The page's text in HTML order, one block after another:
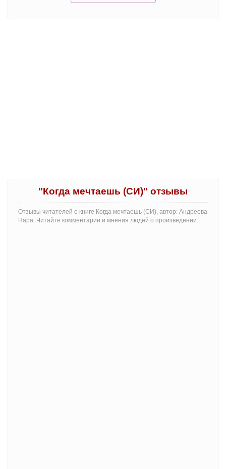
"Когда мечтаешь (СИ)" отзывы
Отзывы читателей о книге Когда мечтаешь (СИ), автор: Андреева
Нара. Читайте комментарии и мнения людей о произведении.